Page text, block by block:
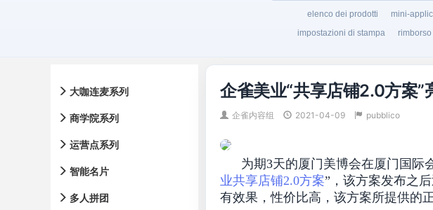
elenco dei prodotti mini-
impostazioni di stampa
rimborso
大咖连麦系列
商学院系列
运营点系列
智能名片
多人拼团
企雀美业“共享店铺2.0方案”
企雀内容组 2021-04-09 pubblico
为期3天的厦门美博会在厦门国际
业共享店铺2.0方案”，该方案发布之
有效果，性价比高，该方案所提供的